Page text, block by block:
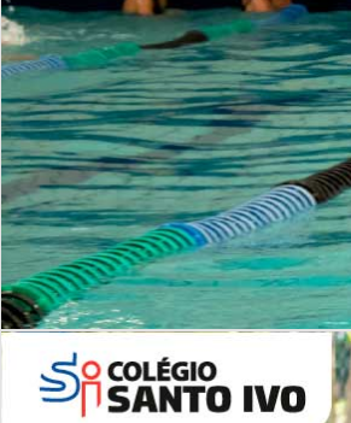
Período Integral | Saiba mais
INSTITUCIONAL